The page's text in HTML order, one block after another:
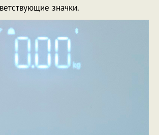
значки.